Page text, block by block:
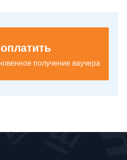
получение ваучера